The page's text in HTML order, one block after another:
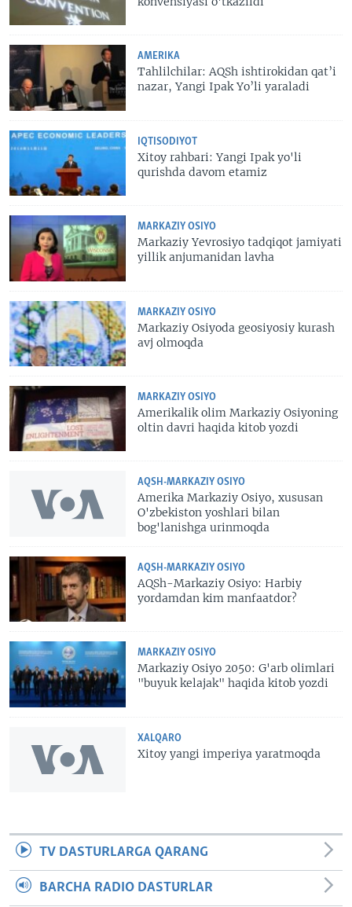
AMERIKA
Tahlilchilar: AQSh ishtirokidan qat’i
nazar, Yangi Ipak Yo’li yaraladi
IQTISODIYOT
Xitoy rahbari: Yangi Ipak yo'li
qurishda davom etamiz
MARKAZIY OSIYO
Markaziy Yevrosiyo tadqiqot jamiyati
yillik anjumanidan lavha
MARKAZIY OSIYO
Markaziy Osiyoda geosiyosiy kurash
avj olmoqda
MARKAZIY OSIYO
Amerikalik olim Markaziy Osiyoning
oltin davri haqida kitob yozdi
AQSH-MARKAZIY OSIYO
Amerika Markaziy Osiyo, xususan
O'zbekiston yoshlari bilan
bog'lanishga urinmoqda
AQSH-MARKAZIY OSIYO
AQSh-Markaziy Osiyo: Harbiy
yordamdan kim manfaatdor?
MARKAZIY OSIYO
Markaziy Osiyo 2050: G'arb olimlari
"buyuk kelajak" haqida kitob yozdi
XALQARO
Xitoy yangi imperiya yaratmoqda
TV DASTURLARGA QARANG
BARCHA RADIO DASTURLAR